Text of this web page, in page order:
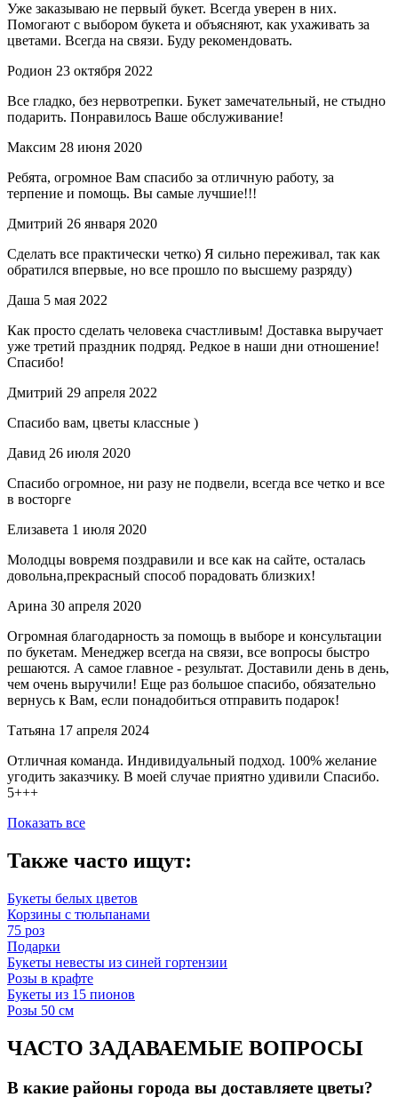
Уже заказываю не первый букет. Всегда уверен в них.
Помогают с выбором букета и объясняют, как ухаживать за
цветами. Всегда на связи. Буду рекомендовать.
Родион 23 октября 2022
Все гладко, без нервотрепки. Букет замечательный, не стыдно
подарить. Понравилось Ваше обслуживание!
Максим 28 июня 2020
Ребята, огромное Вам спасибо за отличную работу, за
терпение и помощь. Вы самые лучшие!!!
Дмитрий 26 января 2020
Сделать все практически четко) Я сильно переживал, так как
обратился впервые, но все прошло по высшему разряду)
Даша 5 мая 2022
Как просто сделать человека счастливым! Доставка выручает
уже третий праздник подряд. Редкое в наши дни отношение!
Спасибо!
Дмитрий 29 апреля 2022
Спасибо вам, цветы классные )
Давид 26 июля 2020
Спасибо огромное, ни разу не подвели, всегда все четко и все
в восторге
Елизавета 1 июля 2020
Молодцы вовремя поздравили и все как на сайте, осталась
довольна,прекрасный способ порадовать близких!
Арина 30 апреля 2020
Огромная благодарность за помощь в выборе и консультации
по букетам. Менеджер всегда на связи, все вопросы быстро
решаются. А самое главное - результат. Доставили день в день,
чем очень выручили! Еще раз большое спасибо, обязательно
вернусь к Вам, если понадобиться отправить подарок!
Татьяна 17 апреля 2024
Отличная команда. Индивидуальный подход. 100% желание
угодить заказчику. В моей случае приятно удивили Спасибо.
5+++
Показать все
Также часто ищут:
Букеты белых цветов
Корзины с тюльпанами
75 роз
Подарки
Букеты невесты из синей гортензии
Розы в крафте
Букеты из 15 пионов
Розы 50 см
ЧАСТО ЗАДАВАЕМЫЕ ВОПРОСЫ
В какие районы города вы доставляете цветы?